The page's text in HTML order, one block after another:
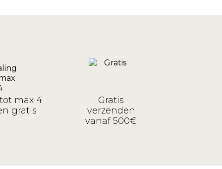
max 4
gratis
Gratis
verzenden
vanaf 500€